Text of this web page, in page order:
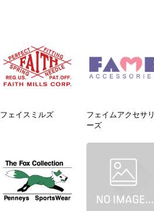
フェイスミルズ
フェイムアクセサリ
ーズ